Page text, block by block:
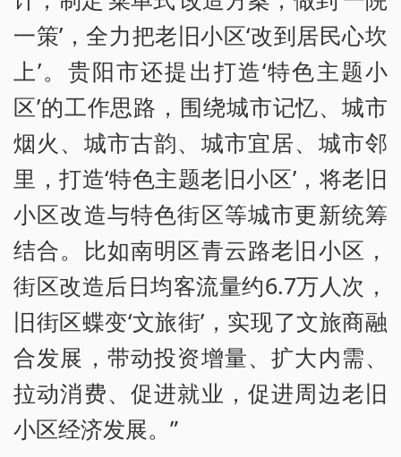
一策’，全力把老旧小区‘改到居民心坎
上’。贵阳市还提出打造‘特色主题小
区’的工作思路，围绕城市记忆、城市
烟火、城市古韵、城市宜居、城市邻
里，打造‘特色主题老旧小区’，将老旧
小区改造与特色街区等城市更新统筹
结合。比如南明区青云路老旧小区，
街区改造后日均客流量约6.7万人次，
旧街区蝶变‘文旅街’，实现了文旅商融
合发展，带动投资增量、扩大内需、
拉动消费、促进就业，促进周边老旧
小区经济发展。”